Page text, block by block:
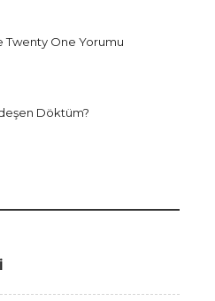
Twenty One Yorumu
Döktüm?